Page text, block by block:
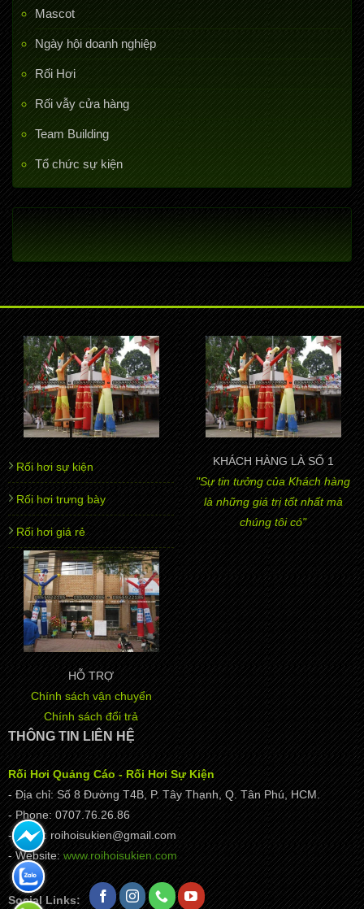
Mascot
Ngày hội doanh nghiệp
Rối Hơi
Rối vẫy cửa hàng
Team Building
Tổ chức sự kiện
Rối hơi sự kiện
Rối hơi trưng bày
Rối hơi giá rẻ
KHÁCH HÀNG LÀ SỐ 1
"Sự tin tưởng của Khách hàng
là những giá trị tốt nhất mà
chúng tôi có"
HỖ TRỢ
Chính sách vận chuyển
Chính sách đổi trả
THÔNG TIN LIÊN HỆ
Rối Hơi Quảng Cáo - Rối Hơi Sự Kiện
- Địa chỉ: Số 8 Đường T4B, P. Tây Thạnh, Q. Tân Phú, HCM.
- Phone: 0707.76.26.86
- Email: roihoisukien@gmail.com
- Website: www.roihoisukien.com
Social Links: